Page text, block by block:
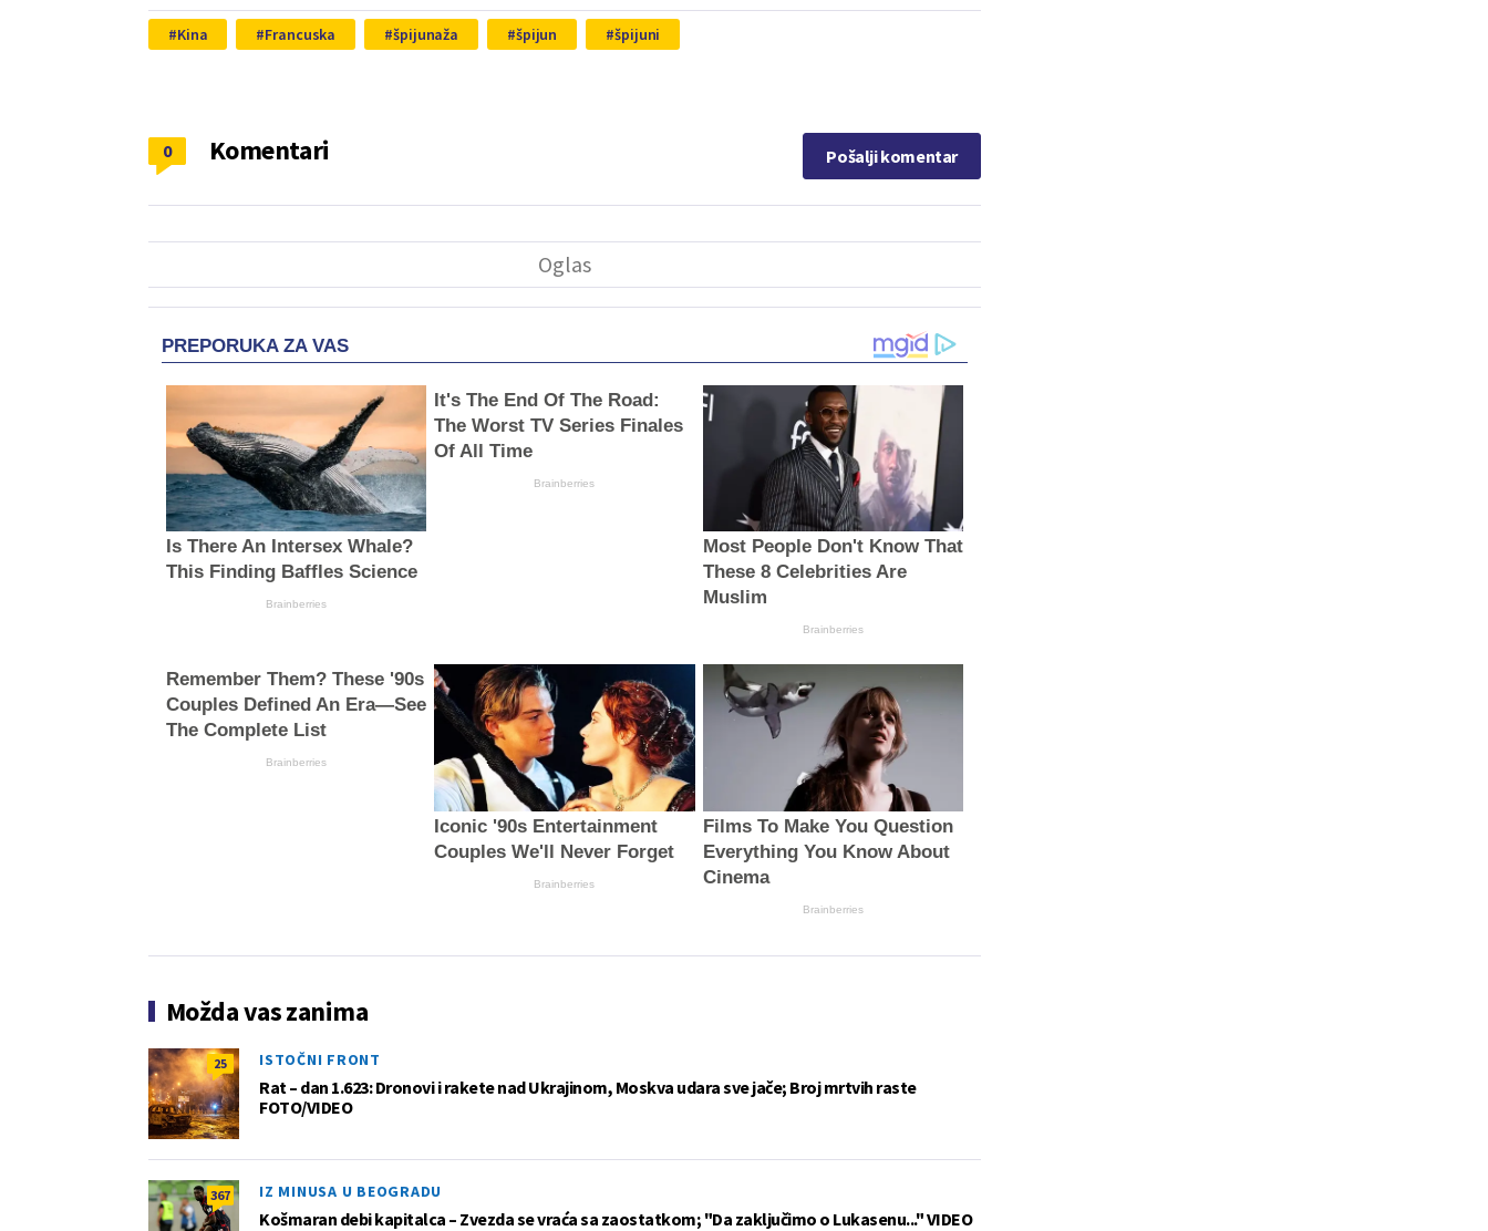
Kina Francuska špijunaža špijun špijuni
Komentari
0 Pošalji komentar
PREPORUKA ZA VAS
Is There An Intersex Whale?
This Finding Baffles Science
Brainberries
It's The End Of The Road:
The Worst TV Series Finales
Of All Time
Brainberries
Most People Don't Know That
These 8 Celebrities Are
Muslim
Brainberries
Remember Them? These '90s
Couples Defined An Era—See
The Complete List
Brainberries
Iconic '90s Entertainment
Couples We'll Never Forget
Brainberries
Films To Make You Question
Everything You Know About
Cinema
Brainberries
Možda vas zanima
25 ISTOČNI FRONT
Rat – dan 1.623: Dronovi i rakete nad Ukrajinom, Moskva udara sve jače; Broj mrtvih raste
FOTO/VIDEO
367 IZ MINUSA U BEOGRADU
Košmaran debi kapitalca – Zvezda se vraća sa zaostatkom; "Da zaključimo o Lukasenu..." VIDEO